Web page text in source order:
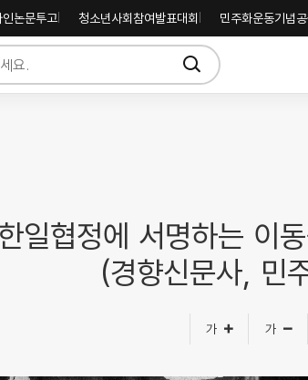
인논문투고 청소년사회참여발표대회 민주화운동기념공
협정에 서명하는 이
(경향신문사, 민